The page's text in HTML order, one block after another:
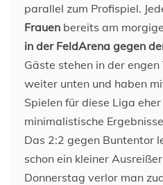
parallel zum Profispiel.
Frauen bereits am
in der FeldArena gegen
Gäste stehen in der
weiter unten und haben
Spielen für diese Liga
minimalistische
Das 2:2 gegen Buntentor
schon ein kleiner
Donnerstag verlor man